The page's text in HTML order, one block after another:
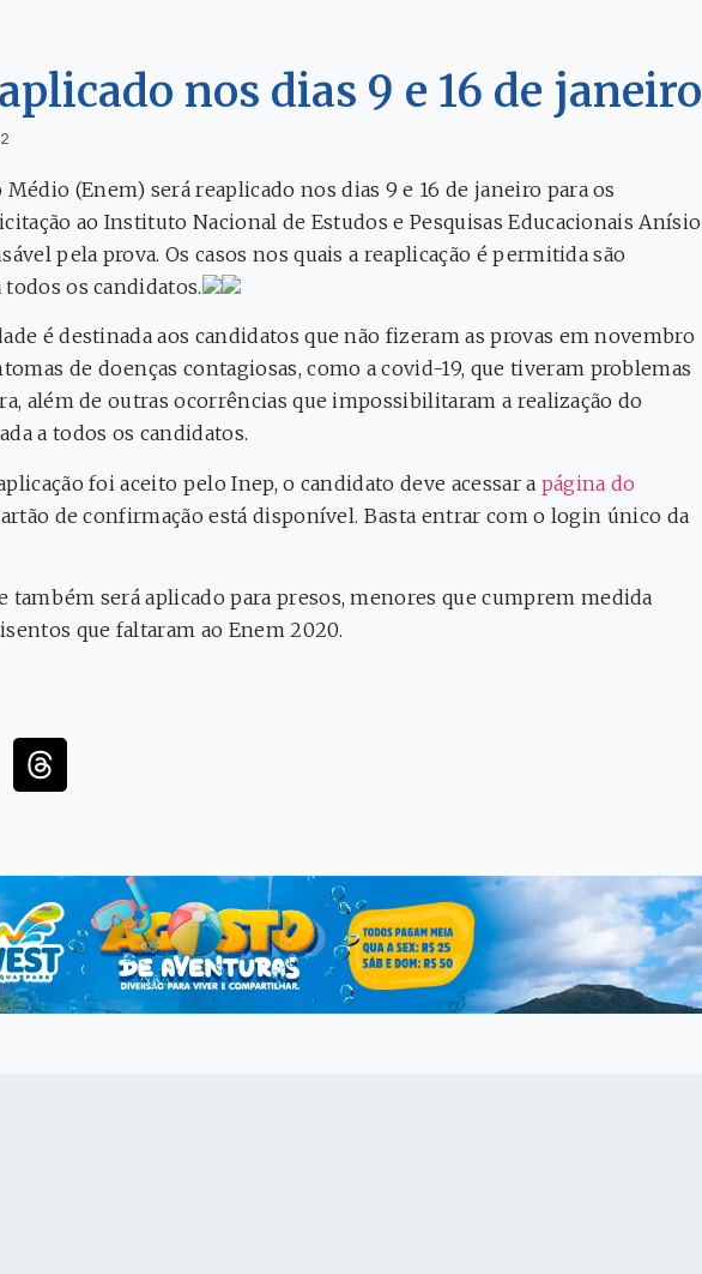
nos dias 9 e 16 de janeiro
(Enem) será reaplicado nos dias 9 e 16 de janeiro para os
ao Instituto Nacional de Estudos e Pesquisas Educacionais Anísio
pela prova. Os casos nos quais a reaplicação é permitida são
os candidatos.
é destinada aos candidatos que não fizeram as provas em novembro
de doenças contagiosas, como a covid-19, que tiveram problemas
além de outras ocorrências que impossibilitaram a realização do
a todos os candidatos.
foi aceito pelo Inep, o candidato deve acessar a página do
de confirmação está disponível. Basta entrar com o login único da
também será aplicado para presos, menores que cumprem medida
que faltaram ao Enem 2020.